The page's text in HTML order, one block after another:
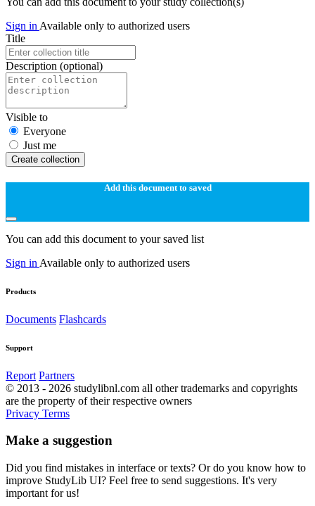
Sign in Available only to authorized users
Title
Description (optional)
Visible to
Everyone
Just me
Create collection
Add this document to saved
You can add this document to your saved list
Sign in Available only to authorized users
Products
Documents Flashcards
Support
Report Partners
© 2013 - 2026 studylibnl.com all other trademarks and copyrights
are the property of their respective owners
Privacy Terms
Make a suggestion
Did you find mistakes in interface or texts? Or do you know how to
improve StudyLib UI? Feel free to send suggestions. It's very
important for us!